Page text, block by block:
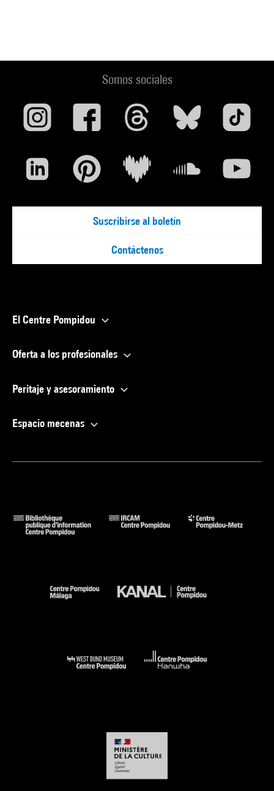
Somos sociales
Suscribirse al boletín
Contáctenos
El Centre Pompidou
Oferta a los profesionales
Peritaje y asesoramiento
Espacio mecenas